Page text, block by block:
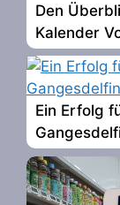
Den
Kalender
Ein Erfolg